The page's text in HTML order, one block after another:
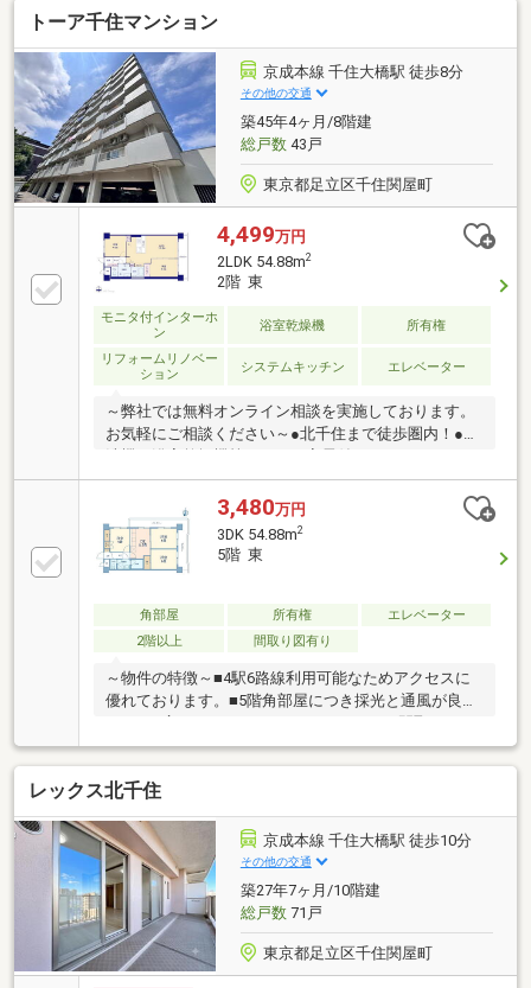
発計画区域内！新たな街づくりが進む注目エリアです
♪～工事中でも内見可能です！～※工事状況により内見
できない場合があります。リノベーション後引渡し
（2026年8月下旬完了予定）■システムキッチン■ユニ
ットバス（追焚機能付）■洗面化粧台■トイレ■給湯器■
フローリング■壁、天井クロス、他
トーア千住マンション
京成本線 千住大橋駅 徒歩8分
その他の交通
築45年4ヶ月/8階建
総戸数43戸
東京都足立区千住関屋町
4,499万円
2LDK 54.88m2
2階 東
モニタ付インターホ
ン
浴室乾燥機 所有権
リフォームリノベー
ション
システムキッチン エレベーター
～弊社では無料オンライン相談を実施しております。
お気軽にご相談ください～●北千住まで徒歩圏内！●食
エコカラットと間接照明♪ご見学希望の方は赤色『見
学予約』から。資料請求はオレンジ色『資料請求』を
クリック。直接のお問い合わせは03-6905-9710まで。
（スマートフォンの方は右下青色の電話ボタンをクリ
ック）■オンライン相談のご案内（※見学予約より受
ライフプランシュミレーションについても全てオンラ
インでの対応が可能となっております。※LINEやメー
3,480万円
3DK 54.88m2
5階 東
角部屋 所有権
エレベーター
2階以上
間取り図有り
～物件の特徴～■4駅6路線利用可能なためアクセスに
優れております。■5階角部屋につき採光と通風が良好
3DKですが、引き戸を開放することで広々とした空間
としても利用可能です。■マンションから徒歩6分の旧
アメージングスクエア跡地にて再開発工事が行われて
おります。～周辺環境～■ローソンH足立千住関屋町
店・・・約200ｍ（徒歩3分）■ポンテポルタ千住(ショ
ッピングモール)・・・約800ｍ（徒歩10分）■区立千
寿第八小学校・・・約250ｍ（徒歩4分）■区立第一中
学校・・・約900ｍ（徒歩12分）
レックス北千住
京成本線 千住大橋駅 徒歩10分
その他の交通
築27年7ヶ月/10階建
総戸数71戸
東京都足立区千住関屋町